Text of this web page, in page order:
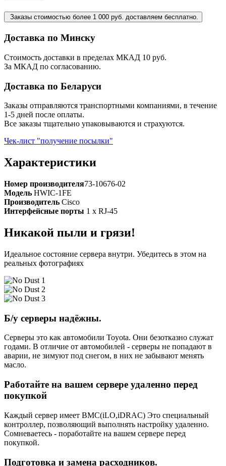
Заказы стоимостью более 1 000 руб. доставляем бесплатно.
Доставка по Минску
Стоимость доставки в пределах МКАД 10 руб.
За МКАД по согласованию.
Доставка по Беларуси
Заказы отправляются транспортными компаниями, в течение
1-5 дней после оплаты.
Все заказы тщательно упаковываются и страхуются.
Чек-лист "получение посылки"
Характеристики
Номер производителя73-10676-02
Модель HWIC-1FE
Производитель Cisco
Интерфейсные порты 1 x RJ-45
Никакой пыли и грязи!
Идеальное состояние сервера внутри. Убедитесь в этом на
реальных фотографиях
Б/у серверы надёжны.
Серверы это как автомобили Toyota. Они безотказно служат
годами. В отличие от автомобилей - серверы не попадают в
аварии, не зимуют под снегом, в них не забывают менять
масло.
Работайте на вашем сервере удаленно перед
покупкой
Каждый сервер имеет BMC(iLO,iDRAC) Это специальный
контроллер, позволяющий выполнять настройку удаленно.
Сомневаетесь - поработайте на вашем сервере перед
покупкой.
Подготовка и замена расходников.